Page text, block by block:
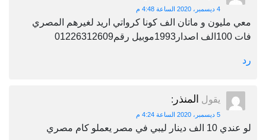
4 ديسمبر، 2020 الساعة 4:48 م
معي مليون و ماتان الف كونا كرواتي اريد لغيرهم المصري
فات 100الف اصدار1993موبيل رقم01226312609
رد
يقول المنذر :
5 ديسمبر، 2020 الساعة 4:24 م
لو عندي 10 الف دينار ليبي في مصر يعملو كام مصري